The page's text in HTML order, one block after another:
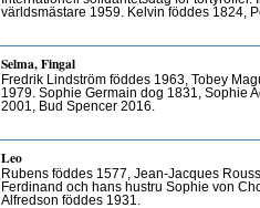
världsmästare 1959. Kelvin föddes 1824,
Selma, Fingal
Fredrik Lindström föddes 1963, Tobey
1979. Sophie Germain dog 1831, Sophie
2001, Bud Spencer 2016.
Leo
Rubens föddes 1577, Jean-Jacques
Ferdinand och hans hustru Sophie von
Alfredson föddes 1931.